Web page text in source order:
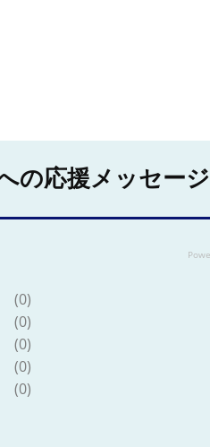
の応援メッセージ
(0)
(0)
(0)
(0)
(0)